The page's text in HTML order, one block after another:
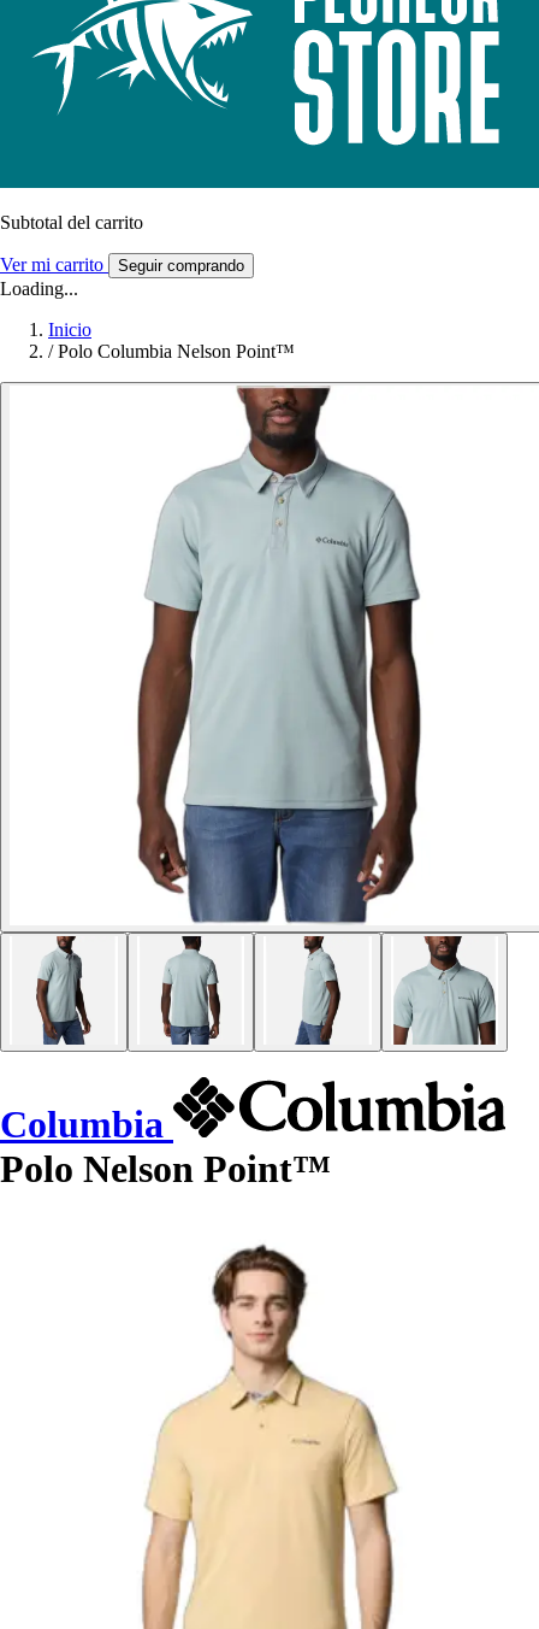
Subtotal del carrito
Ver mi carrito Seguir comprando
Loading...
Inicio
/ Polo Columbia Nelson Point™
Columbia
Polo Nelson Point™